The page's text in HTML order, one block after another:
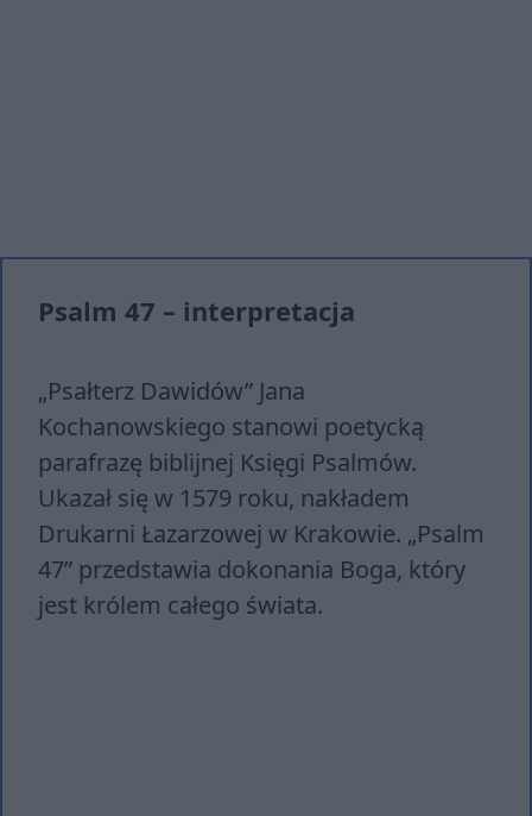
Psalm 47 – interpretacja
„Psałterz Dawidów” Jana
Kochanowskiego stanowi poetycką
parafrazę biblijnej Księgi Psalmów.
Ukazał się w 1579 roku, nakładem
Drukarni Łazarzowej w Krakowie. „Psalm
47” przedstawia dokonania Boga, który
jest królem całego świata.